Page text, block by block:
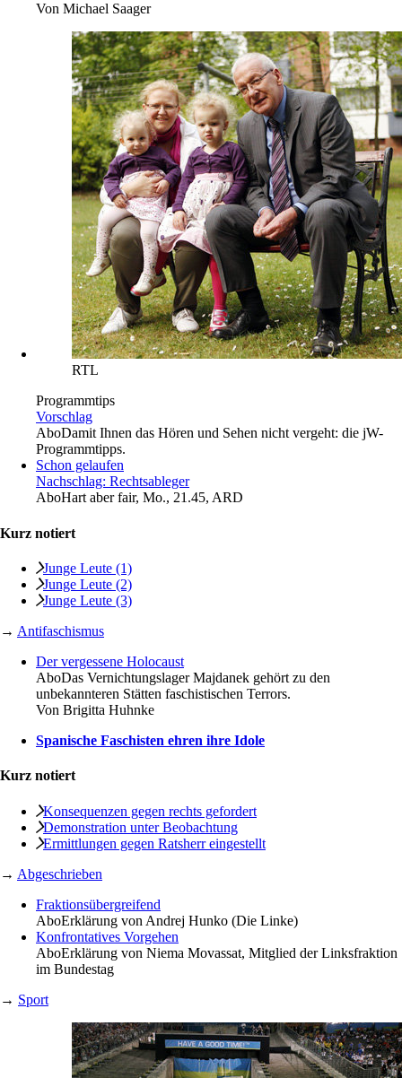
Von Michael Saager
RTL
Programmtips
Vorschlag
AboDamit Ihnen das Hören und Sehen nicht vergeht: die jW-
Programmtipps.
Schon gelaufen
Nachschlag: Rechtsableger
AboHart aber fair, Mo., 21.45, ARD
Kurz notiert
Junge Leute (1)
Junge Leute (2)
Junge Leute (3)
→ Antifaschismus
Der vergessene Holocaust
AboDas Vernichtungslager Majdanek gehört zu den
unbekannteren Stätten faschistischen Terrors.
Von Brigitta Huhnke
Spanische Faschisten ehren ihre Idole
Kurz notiert
Konsequenzen ­gegen rechts gefordert
Demonstration ­unter Beobachtung
Ermittlungen gegen Ratsherr eingestellt
→ Abgeschrieben
Fraktionsübergreifend
AboErklärung von Andrej Hunko (Die Linke)
Konfrontatives Vorgehen
AboErklärung von Niema Movassat, Mitglied der Linksfraktion
im Bundestag
→ Sport